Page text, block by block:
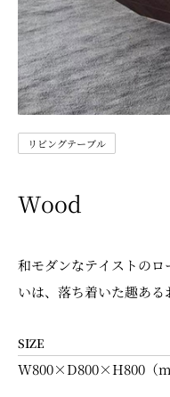
リビングテーブル
Wood
和モダンなテイストの
いは、落ち着いた趣ある
SIZE
W800×D800×H800（